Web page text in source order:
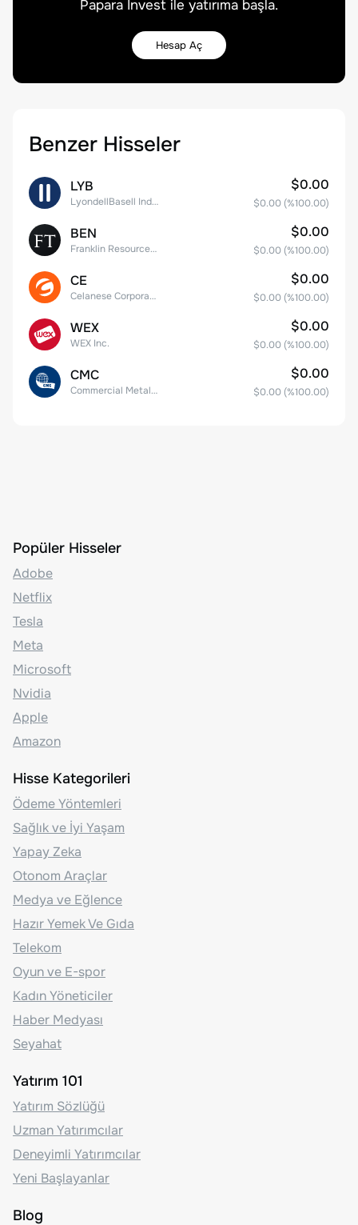
Papara Invest ile yatırıma başla.
Hesap Aç
Benzer Hisseler
LYB
LyondellBasell Industries N.V. Class A
$0.00
$0.00 (%100.00)
BEN
Franklin Resources, Inc.
$0.00
$0.00 (%100.00)
CE
Celanese Corporation Common Stock
$0.00
$0.00 (%100.00)
WEX
WEX Inc.
$0.00
$0.00 (%100.00)
CMC
Commercial Metals Company
$0.00
$0.00 (%100.00)
Popüler Hisseler
Adobe
Netflix
Tesla
Meta
Microsoft
Nvidia
Apple
Amazon
Hisse Kategorileri
Ödeme Yöntemleri
Sağlık ve İyi Yaşam
Yapay Zeka
Otonom Araçlar
Medya ve Eğlence
Hazır Yemek Ve Gıda
Telekom
Oyun ve E-spor
Kadın Yöneticiler
Haber Medyası
Seyahat
Yatırım 101
Yatırım Sözlüğü
Uzman Yatırımcılar
Deneyimli Yatırımcılar
Yeni Başlayanlar
Blog